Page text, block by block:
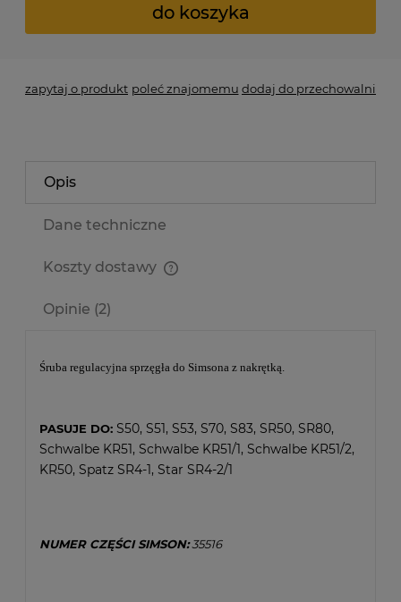
do koszyka
zapytaj o produkt poleć znajomemu dodaj do przechowalni
Opis
Dane techniczne
Koszty dostawy
Opinie (2)
Śruba regulacyjna sprzęgła do Simsona z nakrętką.
PASUJE DO: S50, S51, S53, S70, S83, SR50, SR80,
Schwalbe KR51, Schwalbe KR51/1, Schwalbe KR51/2,
KR50, Spatz SR4-1, Star SR4-2/1
NUMER CZĘŚCI SIMSON:35516